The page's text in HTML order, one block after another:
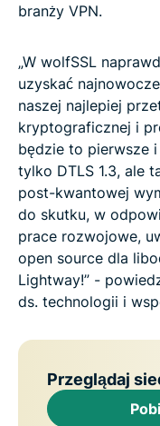
branży VPN.
„W wolfSSL
uzyskać
naszej najlepiej
kryptograficznej i
będzie to pierwsze
tylko DTLS 1.3, ale
post-kwantowej
do skutku, w
prace rozwojowe,
open source dla
Lightway!” -
ds. technologii i
Przeglądaj